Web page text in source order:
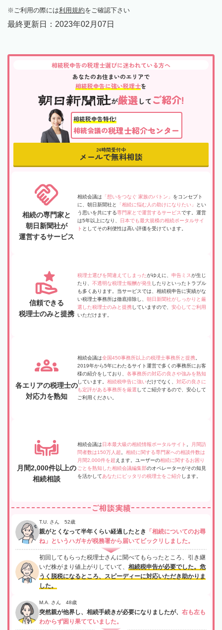
ご利用の際には利用規約をご確認下さい
最終更新日： 2023年02月07日
相続税申告の税理士選びに迷われている方へ
あなたのお住まいのエリアで
相続税申告に強い税理士を
が厳選して ご紹介!
相続税申告特化!
相続会議の税理士紹介センター
24時間受付中
メールで無料相談
相続の専門家と
朝日新聞社が
運営するサービス
相続会議は 「想いをつなぐ 家族のバトン」 をコンセプト
に、朝日新聞社と
「相続に悩む人の助けになりたい」
とい
う思いを共にする専門家とで運営するサービスです。運営
は5年以上になり、
日本でも最大規模の相続ポータルサイ
ト としてその利便性は高い評価を受けています。
信頼できる
税理士のみと提携
税理士選びを間違えてしまったがゆえに、 申告ミスが生じ
たり、 不透明な税理士報酬が発生 したりといったトラブル
も多くあります。当サービスでは、相続税申告に実績がな
い税理士事務所は徹底排除し、 朝日新聞社がしっかりと厳
選した税理士のみと提携していますので、 安心してご利用
いただけます。
各エリアの税理士の
対応力を熟知
相続会議は全国450事務所以上の税理士事務所と提携
2019年から5年にわたるサイト運営で多くの事務所にお客
様の紹介をしており、 各事務所の対応の良さや強みを熟知
しています。 相続税申告に強いだけでなく、 対応の良さに
も定評がある事務所を厳選 してご紹介するので、安心して
ご利用ください。
月間2,000件以上の
相続相談
相続会議は 日本最大級の相続情報ポータルサイト
月間訪
問者数は150万人超
相続に関する専門家への相談件数は
月間2,000件を超 えます。ユーザーの相続に関するお困り
ごとを熟知した相続会議編集部のオペレーターがその知見
を活かしてあなたにピッタリの税理士をご紹介 します。
ご相談実績
T.U. さん 52歳
親がとくなって半年くらい経過したとき
「相続についてのお尋
ね」というハガキが税務署から届いてビックリしました。
初回してもらった税理士さんに聞べてもらったところ、引き継
いだ株がまり値上がりしていて、 相続税申告が必要でした。危
うく脱税になるところ、スピーディーに対応いただき助かりま
した。
M.A. さん 48歳
突然親が他界し、相続手続きが必要になりましたが、 右も左も
わからず困り果てていました。